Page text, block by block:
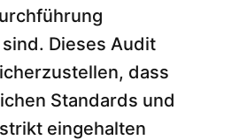
Dieses Audit
dass
Standards und
eingehalten